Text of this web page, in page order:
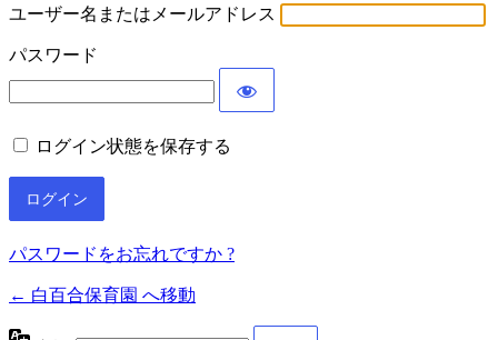
ユーザー名またはメールアドレス
パスワード
ログイン状態を保存する
パスワードをお忘れですか ?
← 白百合保育園 へ移動